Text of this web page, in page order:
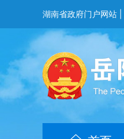
湖南省政府门户网站